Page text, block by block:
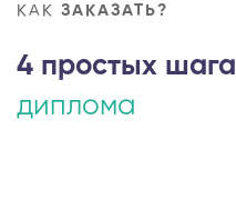
КАК ЗАКАЗАТЬ?
4 простых шага
диплома